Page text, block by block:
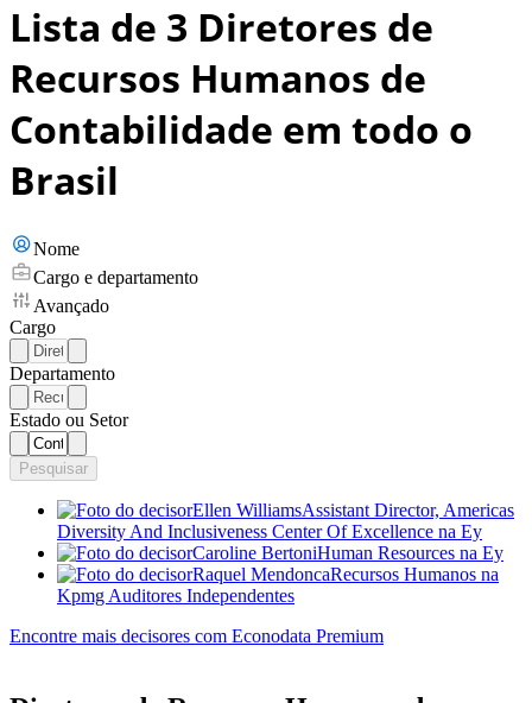
Lista de 3 Diretores de
Recursos Humanos de
Contabilidade em todo o
Brasil
Nome
Cargo e departamento
Avançado
Cargo
Departamento
Estado ou Setor
Pesquisar
Ellen WilliamsAssistant Director, Americas
Diversity And Inclusiveness Center Of Excellence na Ey
Caroline BertoniHuman Resources na Ey
Raquel MendoncaRecursos Humanos na
Kpmg Auditores Independentes
Encontre mais decisores com Econodata Premium